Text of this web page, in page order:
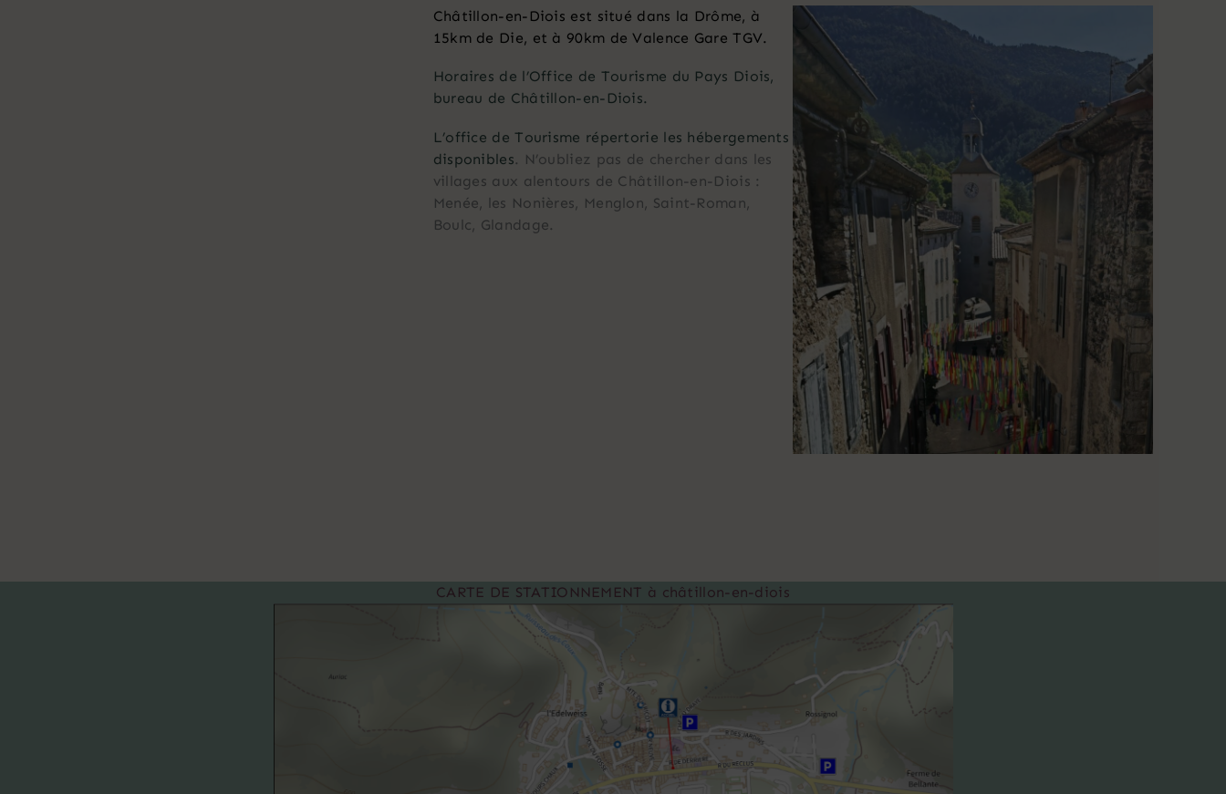
Châtillon-en-Diois est situé dans la Drôme, à
15km de Die, et à 90km de Valence Gare TGV.
Horaires de l’Office de Tourisme du Pays Diois,
bureau de Châtillon-en-Diois.
L’office de Tourisme répertorie les hébergements
disponibles. N’oubliez pas de chercher dans les
villages aux alentours de Châtillon-en-Diois :
Menée, les Nonières, Menglon, Saint-Roman,
Boulc, Glandage.
CARTE DE STATIONNEMENT à châtillon-en-diois